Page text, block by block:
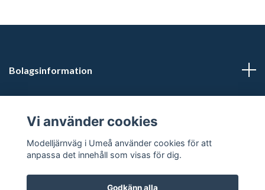
Bolagsinformation
Butikstider: Vardagar kl 12.00-15.00. Övrig tid efter
överenskommelse.
Vi använder cookies
Modelljärnväg i Umeå använder cookies för att
anpassa det innehåll som visas för dig.
Godkänn alla